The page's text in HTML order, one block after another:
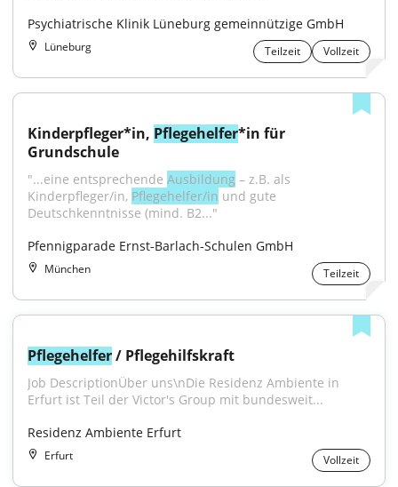
Psychiatrische Klinik Lüneburg gemeinnützige GmbH
Lüneburg Teilzeit Vollzeit
Kinderpfleger*in, Pflegehelfer*in für
Grundschule
"...eine entsprechende Ausbildung – z.B. als
Kinderpfleger/in, Pflegehelfer/in und gute
Deutschkenntnisse (mind. B2..."
Pfennigparade Ernst-Barlach-Schulen GmbH
München Teilzeit
Pflegehelfer / Pflegehilfskraft
Job DescriptionÜber uns\nDie Residenz Ambiente in
Erfurt ist Teil der Victor's Group mit bundesweit...
Residenz Ambiente Erfurt
Erfurt Vollzeit